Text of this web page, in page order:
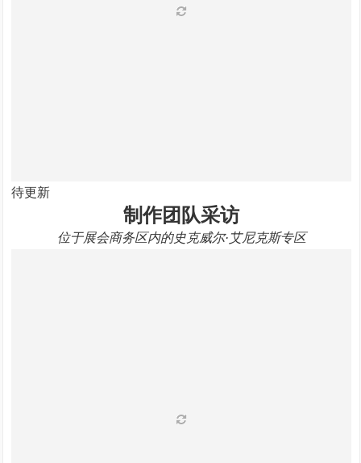
待更新
制作团队采访
位于展会商务区内的史克威尔·艾尼克斯专区